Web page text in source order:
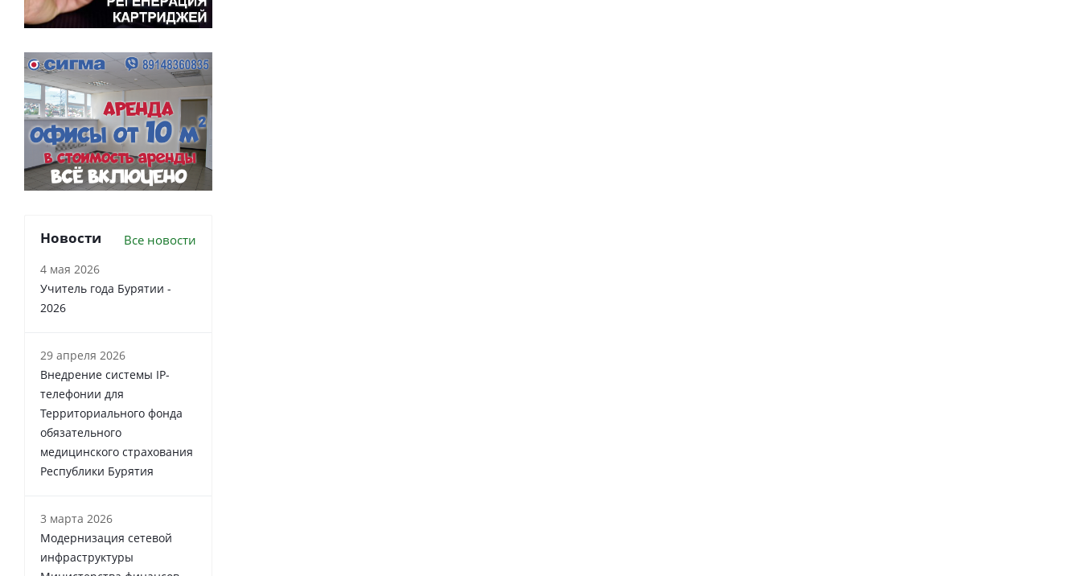
Новости Все новости
4 мая 2026
Учитель года Бурятии -
2026
29 апреля 2026
Внедрение системы IP-
телефонии для
Территориального фонда
обязательного
медицинского страхования
Республики Бурятия
3 марта 2026
Модернизация сетевой
инфраструктуры